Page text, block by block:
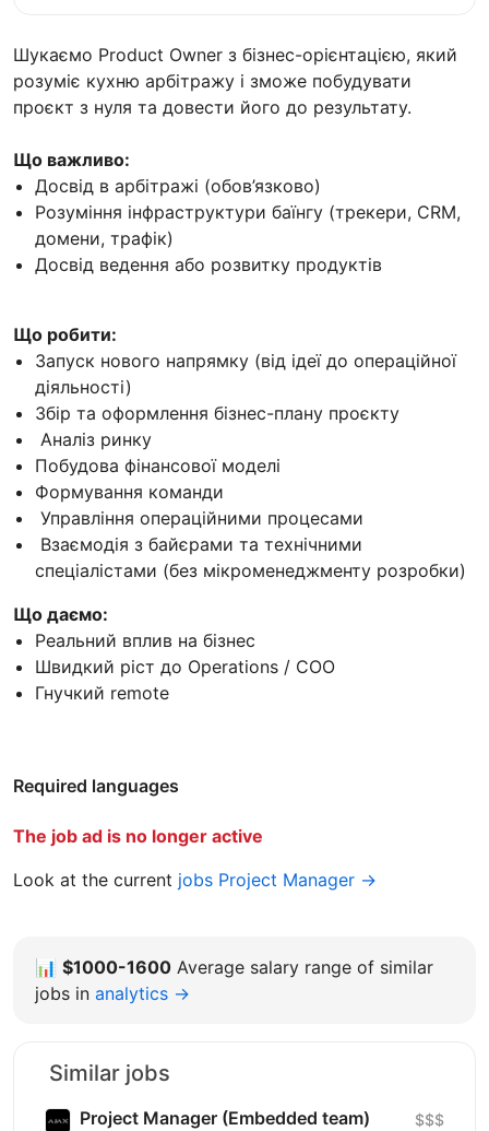
Шукаємо Product Owner з бізнес-орієнтацією, який
розуміє кухню арбітражу і зможе побудувати
проєкт з нуля та довести його до результату.
Що важливо:
Досвід в арбітражі (обов’язково)
Розуміння інфраструктури баїнгу (трекери, CRM,
домени, трафік)
Досвід ведення або розвитку продуктів
Що робити:
Запуск нового напрямку (від ідеї до операційної
діяльності)
Збір та оформлення бізнес-плану проєкту
Аналіз ринку
Побудова фінансової моделі
Формування команди
Управління операційними процесами
Взаємодія з байєрами та технічними
спеціалістами (без мікроменеджменту розробки)
Що даємо:
Реальний вплив на бізнес
Швидкий ріст до Operations / COO
Гнучкий remote
Required languages
The job ad is no longer active
Look at the current jobs Project Manager →
📊 $1000-1600 Average salary range of similar
jobs in analytics →
Similar jobs
Project Manager (Embedded team) $$$